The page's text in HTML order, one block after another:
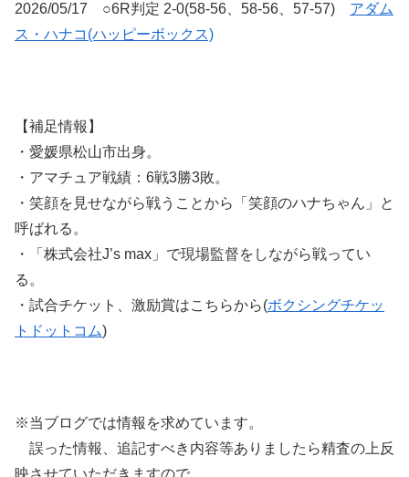
2026/05/17 ○6R判定 2-0(58-56、58-56、57-57) アダム
ス・ハナコ(ハッピーボックス)
【補足情報】
・愛媛県松山市出身。
・アマチュア戦績：6戦3勝3敗。
・笑顔を見せながら戦うことから「笑顔のハナちゃん」と
呼ばれる。
・「株式会社J’s max」で現場監督をしながら戦ってい
る。
・試合チケット、激励賞はこちらから(ボクシングチケッ
トドットコム)
※当ブログでは情報を求めています。
誤った情報、追記すべき内容等ありましたら精査の上反
映させていただきますので